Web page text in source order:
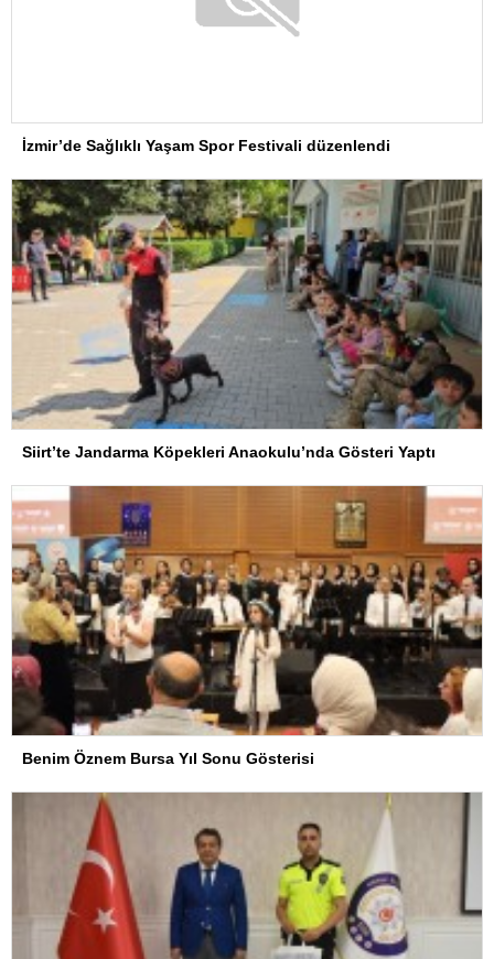
İzmir’de Sağlıklı Yaşam Spor Festivali düzenlendi
Siirt’te Jandarma Köpekleri Anaokulu’nda Gösteri Yaptı
Benim Öznem Bursa Yıl Sonu Gösterisi